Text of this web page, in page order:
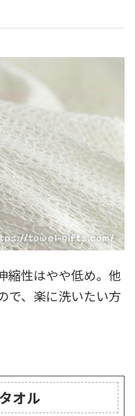
縮性はやや低め。他
で、楽に洗いたい方
オル